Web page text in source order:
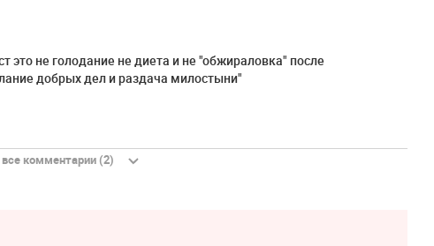
не голодание не диета и не "обжираловка" после
добрых дел и раздача милостыни"
комментарии (2)